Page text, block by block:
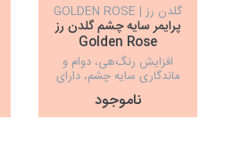
گلدن رز | GOLDEN ROSE
پرایمر سایه چشم گلدن رز
Golden Rose
افزایش رنگ‌هی، دوام و
ماندگاری سایه چشم، دارای
بافت نرم و سبک، ساخت ترکیه
ناموجود